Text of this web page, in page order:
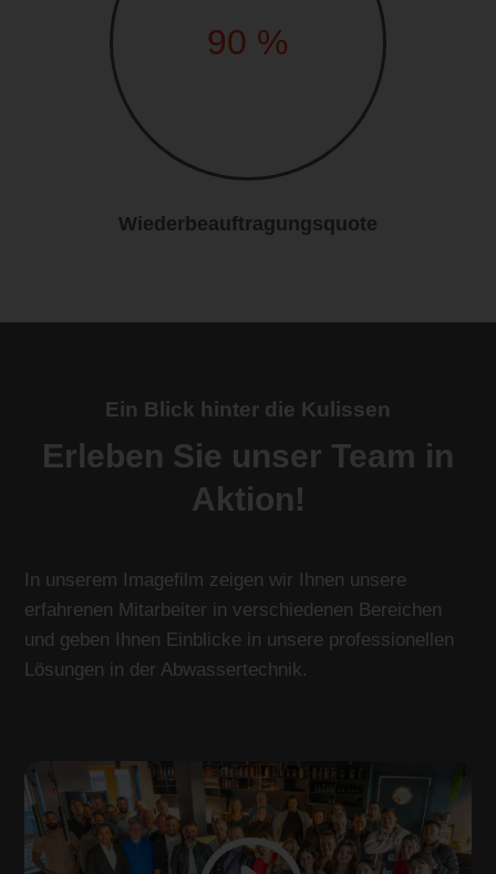
90 %
Wiederbeauftragungsquote
Ein Blick hinter die Kulissen
Erleben Sie unser Team in
Aktion!
In unserem Imagefilm zeigen wir Ihnen unsere
erfahrenen Mitarbeiter in verschiedenen Bereichen
und geben Ihnen Einblicke in unsere professionellen
Lösungen in der Abwassertechnik.